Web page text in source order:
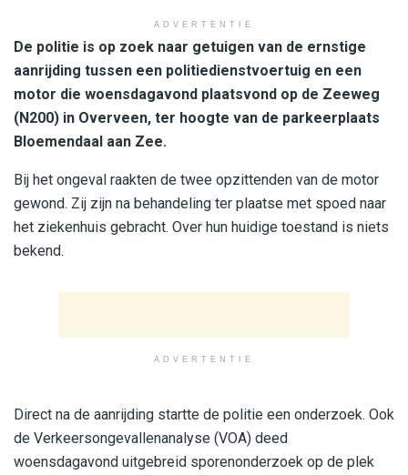
ADVERTENTIE
De politie is op zoek naar getuigen van de ernstige
aanrijding tussen een politiedienstvoertuig en een
motor die woensdagavond plaatsvond op de Zeeweg
(N200) in Overveen, ter hoogte van de parkeerplaats
Bloemendaal aan Zee.
Bij het ongeval raakten de twee opzittenden van de motor
gewond. Zij zijn na behandeling ter plaatse met spoed naar
het ziekenhuis gebracht. Over hun huidige toestand is niets
bekend.
ADVERTENTIE
Direct na de aanrijding startte de politie een onderzoek. Ook
de Verkeersongevallenanalyse (VOA) deed
woensdagavond uitgebreid sporenonderzoek op de plek